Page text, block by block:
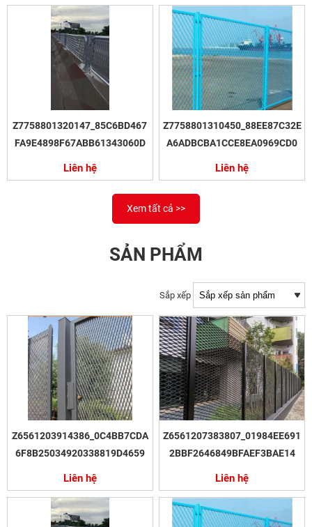
Z7758801320147_85C6BD467
FA9E4898F67ABB61343060D
Liên hệ
Z7758801310450_88EE87C32E
A6ADBCBA1CCE8EA0969CD0
Liên hệ
Xem tất cả >>
SẢN PHẨM
Sắp xếp
Z6561203914386_0C4BB7CDA
6F8B25034920338819D4659
Liên hệ
Z6561207383807_01984EE691
2BBF2646849BFAEF3BAE14
Liên hệ